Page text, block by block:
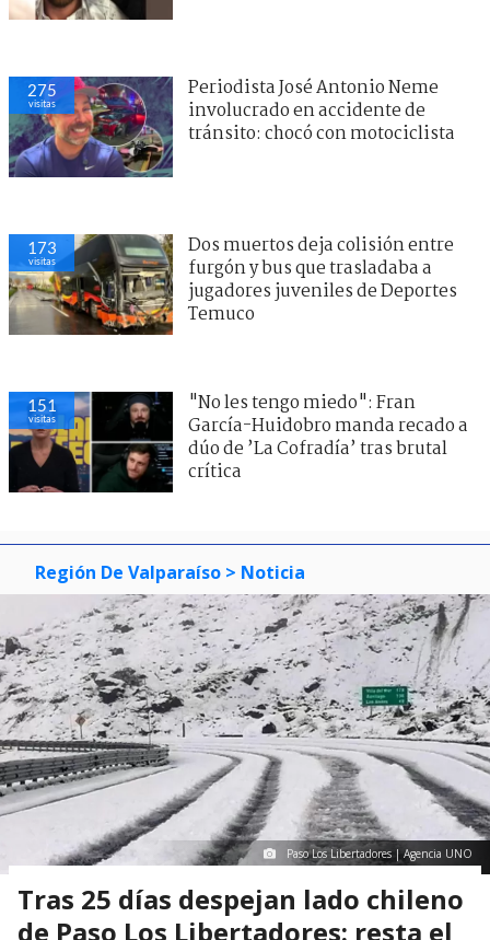
275
visitas
Periodista José Antonio Neme
involucrado en accidente de
tránsito: chocó con motociclista
173
visitas
Dos muertos deja colisión entre
furgón y bus que trasladaba a
jugadores juveniles de Deportes
Temuco
151
visitas
"No les tengo miedo": Fran
García-Huidobro manda recado a
dúo de ’La Cofradía’ tras brutal
crítica
Región De Valparaíso > Noticia
Paso Los Libertadores | Agencia UNO
Tras 25 días despejan lado chileno
de Paso Los Libertadores: resta el